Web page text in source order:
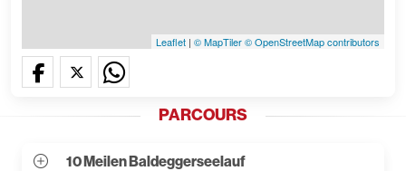
Leaflet | © MapTiler© OpenStreetMap contributors
PARCOURS
10 Meilen Baldeggerseelauf